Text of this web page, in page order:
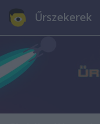
Űrszekerek